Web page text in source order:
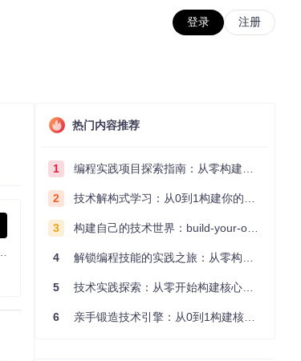
登录 注册
热门内容推荐
1 编程实践项目探索指南：从零构建技术能力体系
2 技术解构式学习：从0到1构建你的编程知识体系
3 构建自己的技术世界：build-your-own-x项目的实践探索指南
4 解锁编程技能的实践之旅：从零构建你的技术世界
5 技术实践探索：从零开始构建核心系统的实践指南
6 亲手锻造技术引擎：从0到1构建核心系统的实践指南